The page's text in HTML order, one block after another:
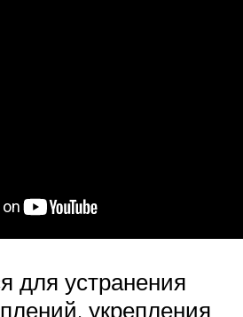
для устранения
укрепления